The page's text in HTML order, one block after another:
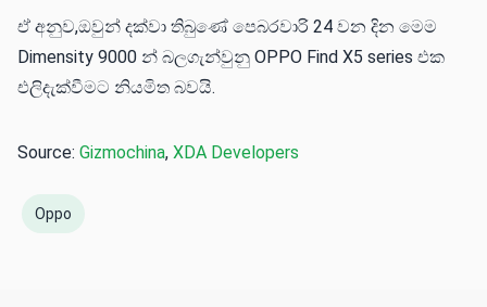
ඒ අනුව,ඔවුන් දක්වා තිබුණේ පෙබරවාරි 24 වන දින මෙම
Dimensity 9000 න් බලගැන්වුනු OPPO Find X5 series එක
එලිදැක්වීමට නියමිත බවයි.
Source: Gizmochina, XDA Developers
Oppo